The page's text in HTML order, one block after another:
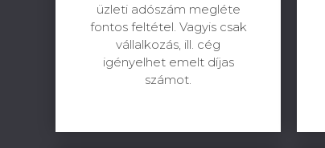
üzleti adószám megléte
fontos feltétel. Vagyis csak
vállalkozás, ill. cég
igényelhet emelt díjas
számot.